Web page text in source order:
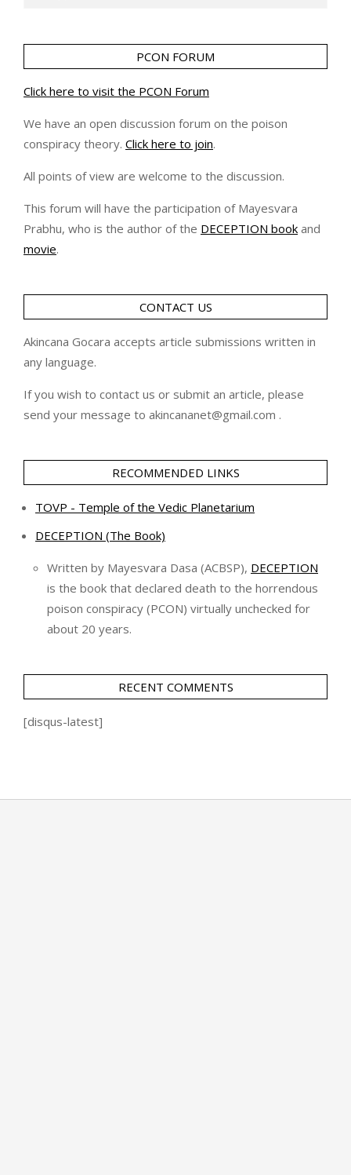
PCON FORUM
Click here to visit the PCON Forum
We have an open discussion forum on the poison
conspiracy theory. Click here to join.
All points of view are welcome to the discussion.
This forum will have the participation of Mayesvara
Prabhu, who is the author of the DECEPTION book and
movie.
CONTACT US
Akincana Gocara accepts article submissions written in
any language.
If you wish to contact us or submit an article, please
send your message to akincananet@gmail.com .
RECOMMENDED LINKS
TOVP - Temple of the Vedic Planetarium
DECEPTION (The Book)
Written by Mayesvara Dasa (ACBSP), DECEPTION
is the book that declared death to the horrendous
poison conspiracy (PCON) virtually unchecked for
about 20 years.
RECENT COMMENTS
[disqus-latest]